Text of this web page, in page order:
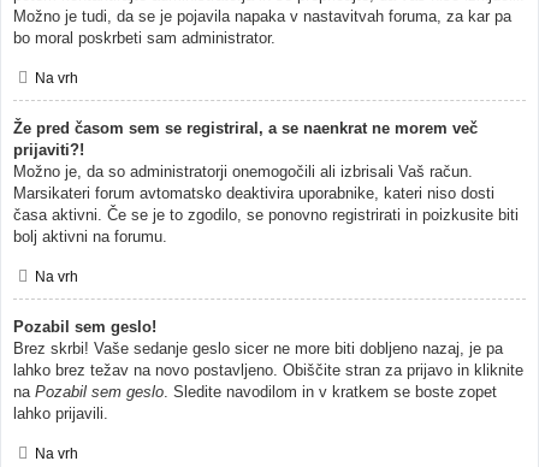
Možno je tudi, da se je pojavila napaka v nastavitvah foruma, za kar pa
bo moral poskrbeti sam administrator.
Na vrh
Že pred časom sem se registriral, a se naenkrat ne morem več
prijaviti?!
Možno je, da so administratorji onemogočili ali izbrisali Vaš račun.
Marsikateri forum avtomatsko deaktivira uporabnike, kateri niso dosti
časa aktivni. Če se je to zgodilo, se ponovno registrirati in poizkusite biti
bolj aktivni na forumu.
Na vrh
Pozabil sem geslo!
Brez skrbi! Vaše sedanje geslo sicer ne more biti dobljeno nazaj, je pa
lahko brez težav na novo postavljeno. Obiščite stran za prijavo in kliknite
na Pozabil sem geslo. Sledite navodilom in v kratkem se boste zopet
lahko prijavili.
Na vrh